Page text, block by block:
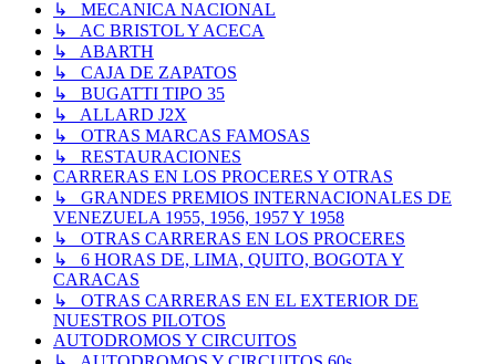
↳ MECANICA NACIONAL
↳ AC BRISTOL Y ACECA
↳ ABARTH
↳ CAJA DE ZAPATOS
↳ BUGATTI TIPO 35
↳ ALLARD J2X
↳ OTRAS MARCAS FAMOSAS
↳ RESTAURACIONES
CARRERAS EN LOS PROCERES Y OTRAS
↳ GRANDES PREMIOS INTERNACIONALES DE
VENEZUELA 1955, 1956, 1957 Y 1958
↳ OTRAS CARRERAS EN LOS PROCERES
↳ 6 HORAS DE, LIMA, QUITO, BOGOTA Y
CARACAS
↳ OTRAS CARRERAS EN EL EXTERIOR DE
NUESTROS PILOTOS
AUTODROMOS Y CIRCUITOS